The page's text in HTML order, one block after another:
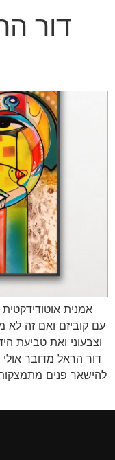
דור
אמנית
עם קוביזם ואם זה
וצבעוני ואת טביעת
דור הראל מדובר
להישאר פנים מתמצקות